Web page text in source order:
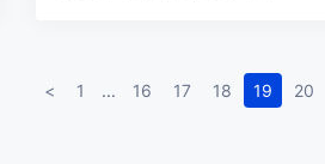
< 1 ... 16 17 18 19 20